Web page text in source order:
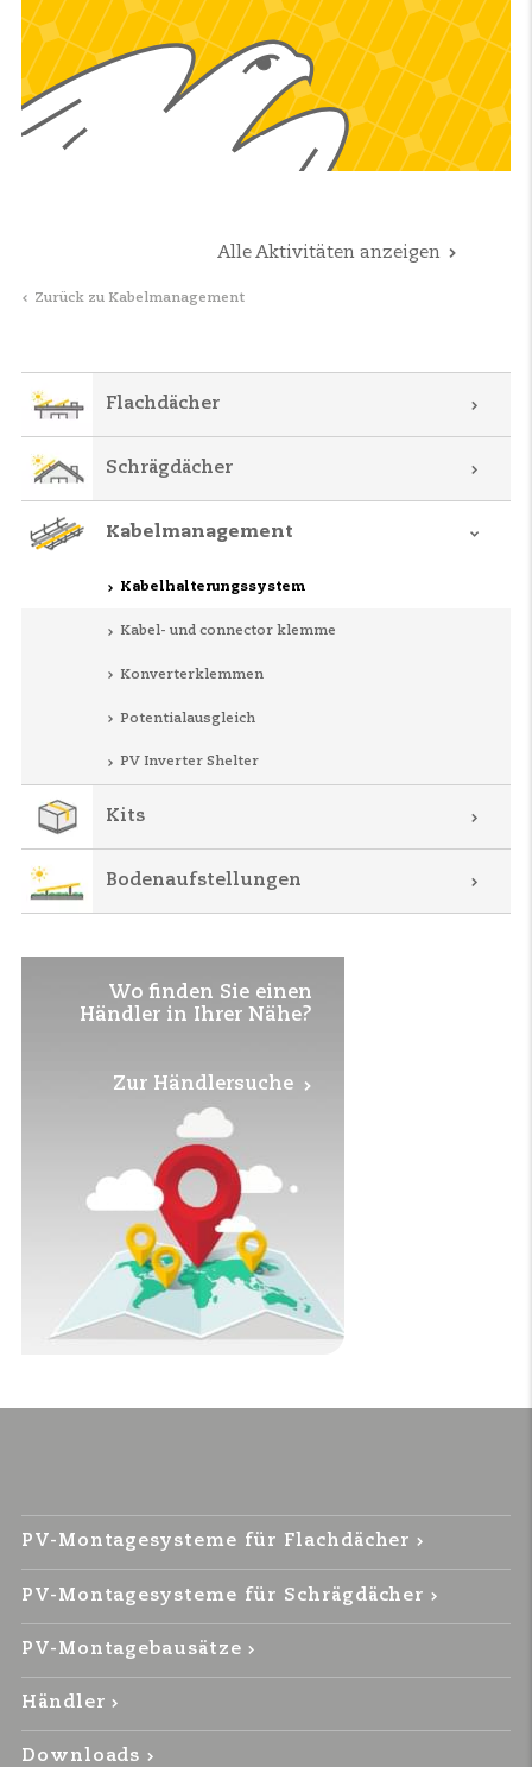
Alle Aktivitäten anzeigen
Zurück zu Kabelmanagement
Flachdächer
Schrägdächer
Kabelmanagement
Kabelhalterungssystem
Kabel- und connector klemme
Konverterklemmen
Potentialausgleich
PV Inverter Shelter
Kits
Bodenaufstellungen
Wo finden Sie einen
Händler in Ihrer Nähe?
Zur Händlersuche
PV-Montagesysteme für Flachdächer
PV-Montagesysteme für Schrägdächer
PV-Montagebausätze
Händler
Downloads